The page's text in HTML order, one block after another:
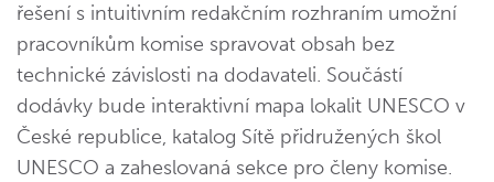
řešení s intuitivním redakčním rozhraním umožní
pracovníkům komise spravovat obsah bez
technické závislosti na dodavateli. Součástí
dodávky bude interaktivní mapa lokalit UNESCO v
České republice, katalog Sítě přidružených škol
UNESCO a zaheslovaná sekce pro členy komise.